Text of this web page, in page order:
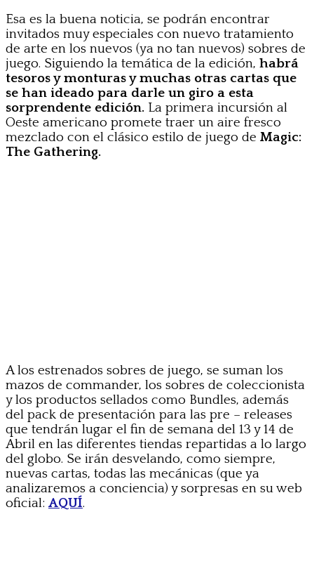
Esa es la buena noticia, se podrán encontrar
invitados muy especiales con nuevo tratamiento
de arte en los nuevos (ya no tan nuevos) sobres de
juego. Siguiendo la temática de la edición, habrá
tesoros y monturas y muchas otras cartas que
se han ideado para darle un giro a esta
sorprendente edición. La primera incursión al
Oeste americano promete traer un aire fresco
mezclado con el clásico estilo de juego de Magic:
The Gathering.
A los estrenados sobres de juego, se suman los
mazos de commander, los sobres de coleccionista
y los productos sellados como Bundles, además
del pack de presentación para las pre – releases
que tendrán lugar el fin de semana del 13 y 14 de
Abril en las diferentes tiendas repartidas a lo largo
del globo. Se irán desvelando, como siempre,
nuevas cartas, todas las mecánicas (que ya
analizaremos a conciencia) y sorpresas en su web
oficial: AQUÍ.